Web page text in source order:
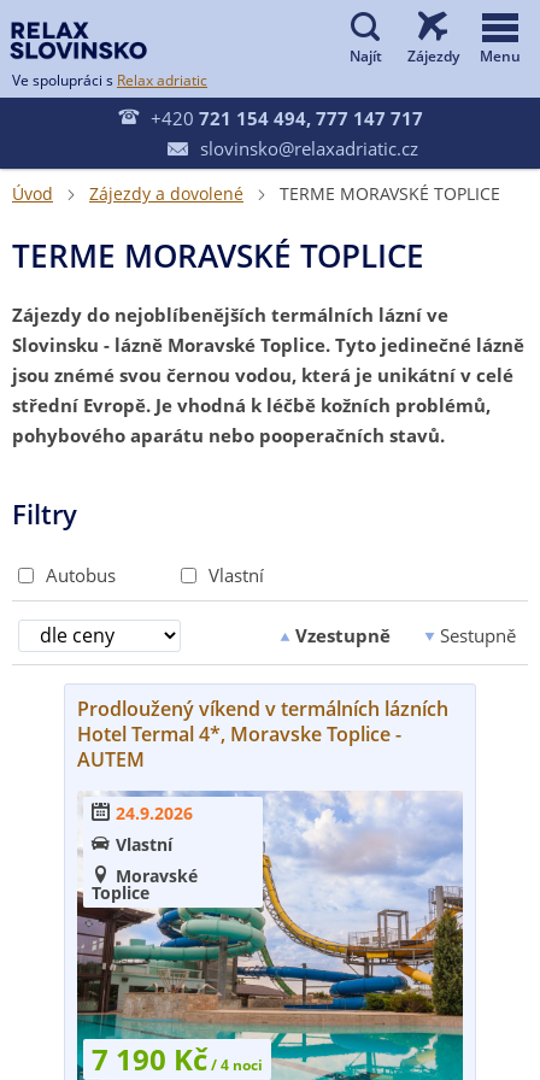
Ve spolupráci s Relax adriatic
 
 +420 721 154 494, 777 147 717
 slovinsko@relaxadriatic.cz
Úvod  Zájezdy a dovolené  TERME MORAVSKÉ TOPLICE
TERME MORAVSKÉ TOPLICE
Zájezdy do nejoblíbenějších termálních lázní ve
Slovinsku - lázně Moravské Toplice. Tyto jedinečné lázně
jsou znémé svou černou vodou, která je unikátní v celé
střední Evropě. Je vhodná k léčbě kožních problémů,
pohybového aparátu nebo pooperačních stavů.
Filtry
Autobus Vlastní
 Vzestupně  Sestupně
Prodloužený víkend v termálních lázních
Hotel Termal 4*, Moravske Toplice -
AUTEM
 24.9.2026
 Vlastní
 Moravské
Toplice
7 190 Kč/ 4 noci